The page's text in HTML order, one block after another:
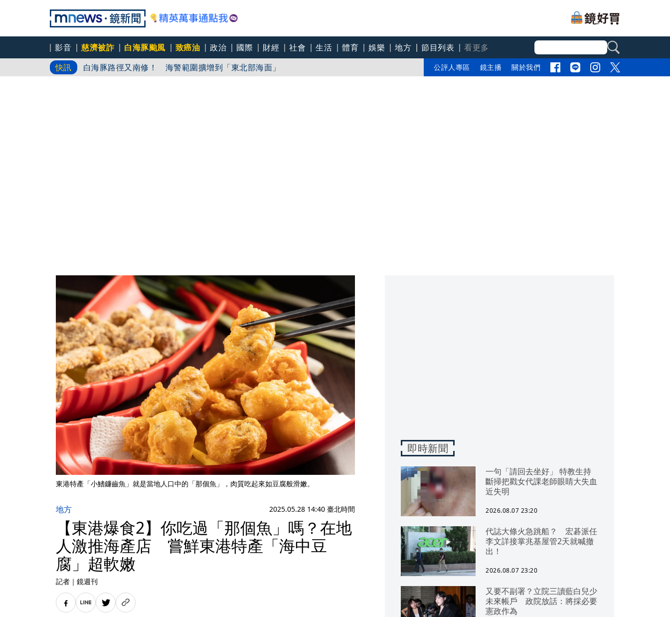
影音 慈濟被詐 白海豚颱風 致癌油 政治 國際 財經 社會 生活 體育 娛樂 地方 節目列表
看更多
快訊
白海豚路徑又南修！ 海警範圍擴增到「東北部海面」
慈濟挨詐十億／綠批抹黑「欠陳時中一個道歉」 柯志恩反嗆：比病毒還要毒
公評人專區 鏡主播 關於我們
東港特產「小鰭鐮齒魚」就是當地人口中的「那個魚」，肉質吃起來如豆腐般滑嫩。
地方 2025.05.28 14:40 臺北時間
【東港爆食2】你吃過「那個魚」嗎？在地
人激推海產店 嘗鮮東港特產「海中豆
腐」超軟嫩
記者 ｜ 鏡週刊
即時新聞
一句「請回去坐好」 特教生持
斷掃把戳女代課老師眼睛大失血
近失明
2026.08.07 23:20
代誌大條火急跳船？ 宏碁派任
李文詳接掌兆基屋管2天就喊撤
出！
2026.08.07 23:20
又要不副署？立院三讀藍白兒少
未來帳戶 政院放話：將採必要
憲政作為